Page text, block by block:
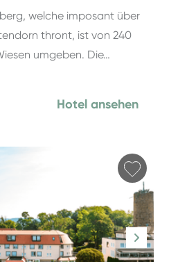
welche imposant über
thront, ist von 240
umgeben. Die…
Hotel ansehen